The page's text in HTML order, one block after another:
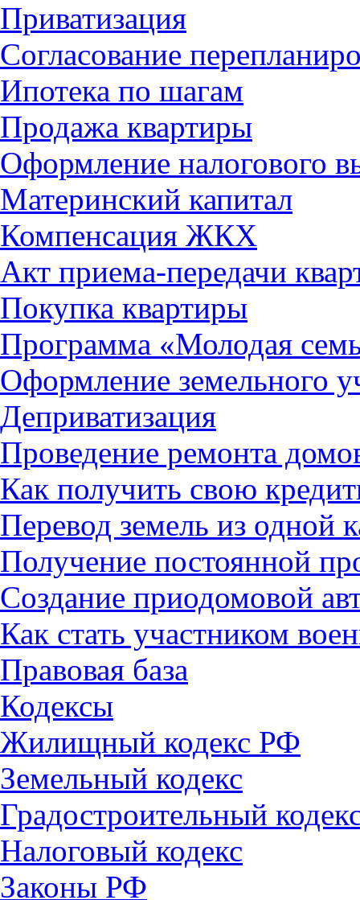
Приватизация
Согласование
Ипотека по шагам
Продажа квартиры
Оформление налогового
Материнский капитал
Компенсация ЖКХ
Акт приема-передачи
Покупка квартиры
Программа «Молодая
Оформление земельного
Деприватизация
Проведение ремонта
Как получить свою
Перевод земель из одной
Получение постоянной
Создание приодомовой
Как стать участником
Правовая база
Кодексы
Жилищный кодекс РФ
Земельный кодекс
Градостроительный
Налоговый кодекс
Законы РФ